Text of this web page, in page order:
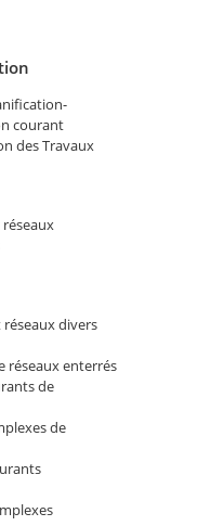
courant
des Travaux
divers
enterrés
de
de